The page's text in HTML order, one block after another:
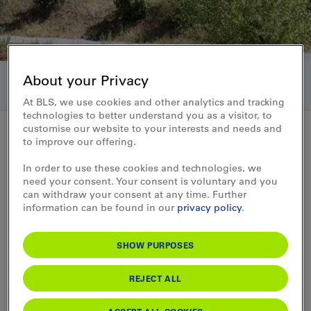
Sanierung Simplontunnel:
Bauarbeiten starten im Februar
Die SBB saniert in den nächsten vier Jahren
den Simplontunnel. Die erste Bauetappe
startet anfangs Februar und wirkt sich
insbesondere auf den Fahrplan des BLS-
About your Privacy
At BLS, we use cookies and other analytics and tracking
technologies to better understand you as a visitor, to
customise our website to your interests and needs and
to improve our offering.
In order to use these cookies and technologies, we
need your consent. Your consent is voluntary and you
can withdraw your consent at any time. Further
information can be found in our privacy policy.
SHOW PURPOSES
REJECT ALL